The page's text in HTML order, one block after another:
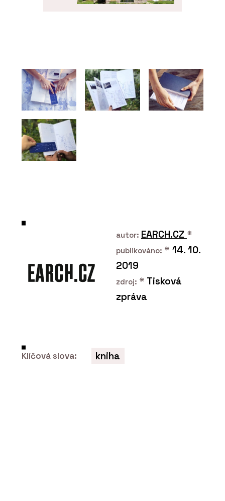
SLUŽBY
Návrh a realizace interiéru
autor: EARCH.CZ *
publikováno: * 14. 10.
2019
zdroj: * Tisková
zpráva
Klíčová slova: kniha